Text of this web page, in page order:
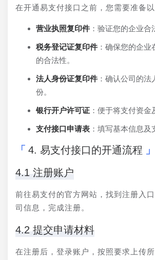
在开通易支付接口之前，您需要准备以
营业执照复印件 ：验证您的企业合
税务登记证复印件 ：确保您的企业
的合法性。
法人身份证复印件 ：确认公司的法
份。
银行开户许可证 ：便于将支付资金
支付接口申请表 ：填写基本信息及
4. 易支付接口的开通流程
4.1 注册账户
前往易支付的官方网站，找到注册入
司信息，完成注册。
4.2 提交申请材料
在注册后，登录账户，按照要求上传